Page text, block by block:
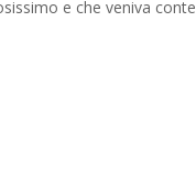
e che veniva